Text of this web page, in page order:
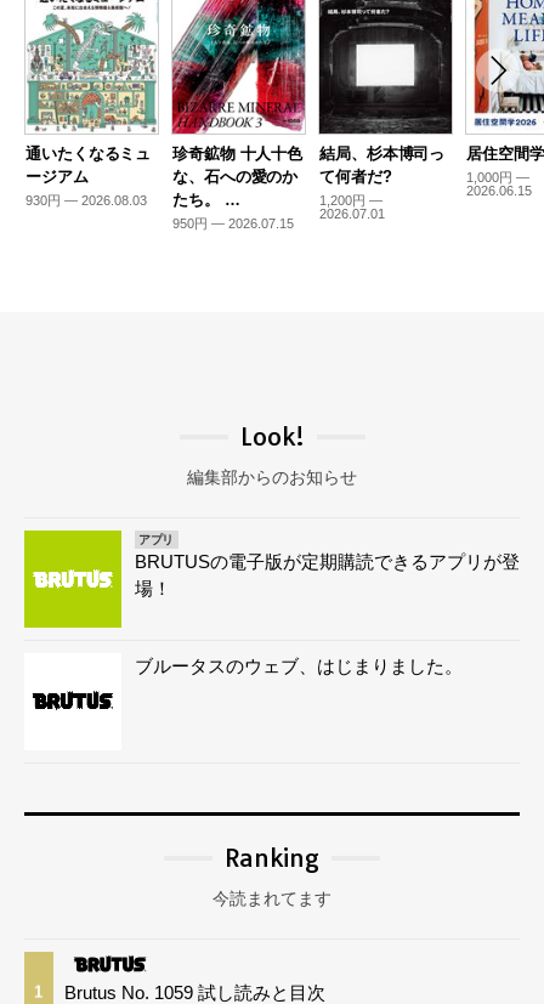
通いたくなるミュ
ージアム
930円 — 2026.08.03
珍奇鉱物 十人十色
な、石への愛のか
たち。 …
950円 — 2026.07.15
結局、杉本博司っ
て何者だ?
1,200円 —
2026.07.01
居住空間
1,000円 —
2026.06.15
Look!
編集部からのお知らせ
アプリ
BRUTUSの電子版が定期購読できるアプリが登
場！
ブルータスのウェブ、はじまりました。
Ranking
今読まれてます
1 Brutus No. 1059 試し読みと目次